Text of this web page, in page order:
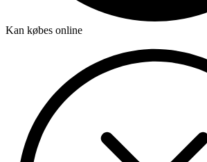
Kan købes online